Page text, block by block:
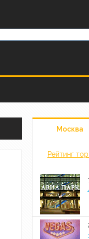
Москва
Рейтинг